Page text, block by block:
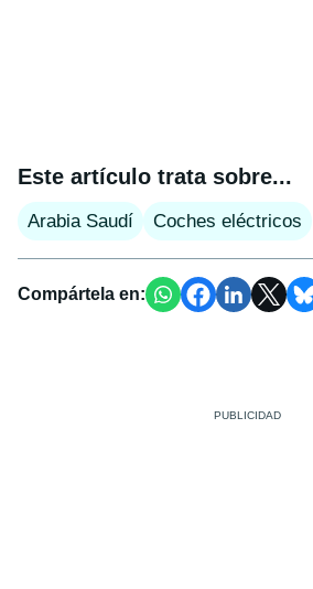
Este artículo trata sobre...
Arabia Saudí Coches eléctricos
Compártela en: